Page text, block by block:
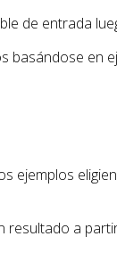
de entrada
en
ejemplos
a